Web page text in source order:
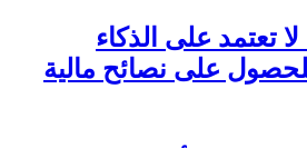
تعتمد على الذكاء
على نصائح مالية